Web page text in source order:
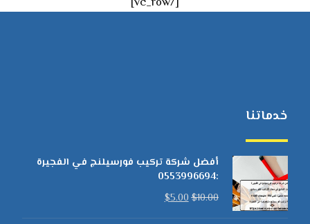
خدماتنا
أفضل شركة تركيب فورسيلنج في الفجيرة
:0553996694
$10.00
$5.00